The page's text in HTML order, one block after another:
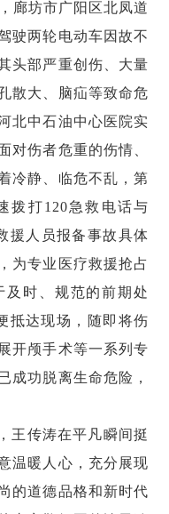
廊坊市广阳区北凤道
驶两轮电动车因故不
头部严重创伤、大量
散大、脑疝等致命危
北中石油中心医院实
对伤者危重的伤情、
冷静、临危不乱，第
拨打120急救电话与
援人员报备事故具体
为专业医疗救援抢占
及时、规范的前期处
抵达现场，随即将伤
开颅手术等一系列专
成功脱离生命危险，
王传涛在平凡瞬间挺
温暖人心，充分展现
的道德品格和新时代